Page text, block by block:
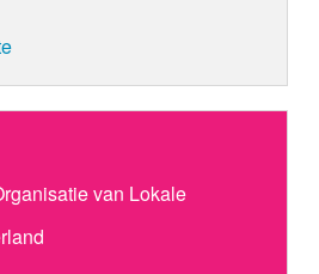
van Lokale